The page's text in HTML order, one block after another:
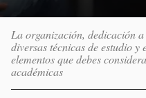
La organización, dedicación
diversas técnicas de estudio y
elementos que debes
académicas